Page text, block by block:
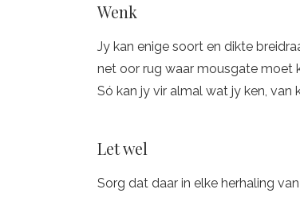
Wenk
Jy kan enige soort en dikte
net oor rug waar mousgate moet
Só kan jy vir almal wat jy ken, van
Let wel
Sorg dat daar in elke herhaling